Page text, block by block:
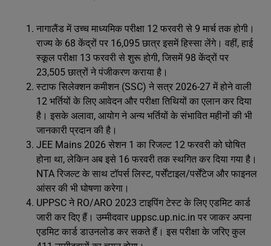
नागालैंड में उच्च माध्यमिक परीक्षा 12 फरवरी से 9 मार्च तक होगी।
राज्य के 68 केंद्रों पर 16,095 छात्र इसमें हिस्सा लेंगे। वहीं, हाई
स्कूल परीक्षा 13 फरवरी से शुरू होगी, जिसमें 98 केंद्रों पर
23,505 छात्रों ने पंजीकरण कराया है।
स्टाफ सिलेक्शन कमीशन (SSC) ने सत्र 2026-27 में होने वाली
12 भर्तियों के लिए आवेदन और परीक्षा तिथियों का एलान कर दिया
है। इसके अलावा, आयोग ने अन्य भर्तियों के संभावित महीनों की भी
जानकारी प्रदान की है।
JEE Mains 2026 सेशन 1 का रिजल्ट 12 फरवरी को घोषित
होना था, लेकिन अब इसे 16 फरवरी तक स्थगित कर दिया गया है।
NTA रिजल्ट के साथ टॉपर्स लिस्ट, पर्सेंटाइल/पर्सेंटेज और फाइनल
आंसर की भी घोषणा करेगा।
UPPSC ने RO/ARO 2023 टाइपिंग टेस्ट के लिए एडमिट कार्ड
जारी कर दिए हैं। उम्मीदवार uppsc.up.nic.in पर जाकर अपना
एडमिट कार्ड डाउनलोड कर सकते हैं। इस परीक्षा के जरिए कुल